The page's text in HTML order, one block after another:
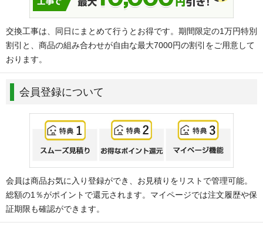
交換工事は、同日にまとめて行うとお得です。期間限定の1万円特別
割引と、商品の組み合わせが自由な最大7000円の割引をご用意して
おります。
会員登録について
会員は商品お気に入り登録ができ、お見積りをリストで管理可能。
総額の1％がポイントで還元されます。マイページでは注文履歴や保
証期限も確認ができます。